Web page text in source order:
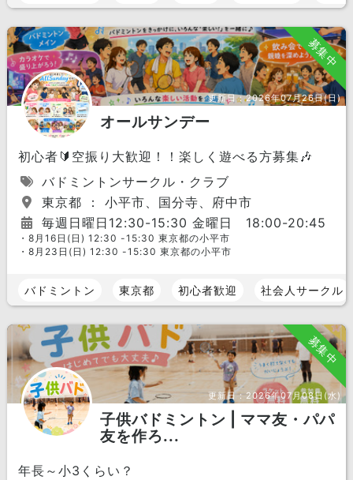
募集中
更新日：2026年07月26日(日)
オールサンデー
初心者🔰空振り大歓迎！！楽しく遊べる方募集🎶
バドミントンサークル・クラブ
東京都 ： 小平市、国分寺、府中市
毎週日曜日12:30-15:30 金曜日 18:00-20:45
・8月16日(日) 12:30 -15:30 東京都の小平市
・8月23日(日) 12:30 -15:30 東京都の小平市
バドミントン 東京都 初心者歓迎 社会人サークル
募集中
更新日：2026年07月08日(水)
子供バドミントン | ママ友・パパ
友を作ろ...
年長～小3くらい？